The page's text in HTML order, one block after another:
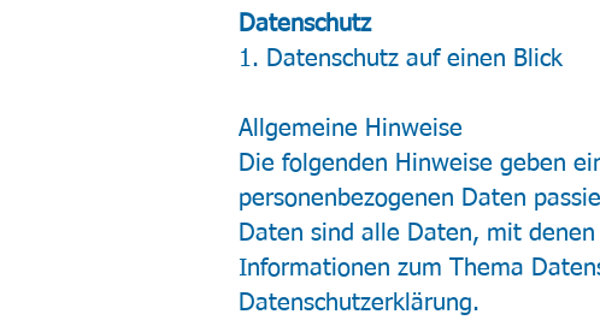
Datenschutz
1. Datenschutz auf einen Blick
Allgemeine Hinweise
Die folgenden Hinweise geben
personenbezogenen Daten
Daten sind alle Daten, mit
Informationen zum Thema
Datenschutzerklärung.